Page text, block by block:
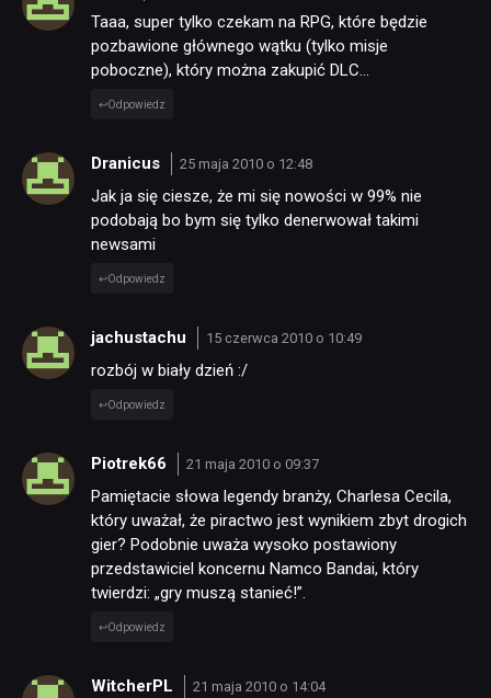
Taaa, super tylko czekam na RPG, które będzie
pozbawione głównego wątku (tylko misje
poboczne), który można zakupić DLC…
Odpowiedz
Dranicus 25 maja 2010 o 12:48
Jak ja się ciesze, że mi się nowości w 99% nie
podobają bo bym się tylko denerwował takimi
newsami
Odpowiedz
jachustachu 15 czerwca 2010 o 10:49
rozbój w biały dzień :/
Odpowiedz
Piotrek66 21 maja 2010 o 09:37
Pamiętacie słowa legendy branży, Charlesa Cecila,
który uważał, że piractwo jest wynikiem zbyt drogich
gier? Podobnie uważa wysoko postawiony
przedstawiciel koncernu Namco Bandai, który
twierdzi: „gry muszą stanieć!”.
Odpowiedz
WitcherPL 21 maja 2010 o 14:04